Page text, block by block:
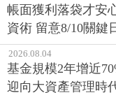
帳面獲利落袋才安
資術 留意8/10關鍵
2026.08.04
基金規模2年增近
迎向大資產管理時